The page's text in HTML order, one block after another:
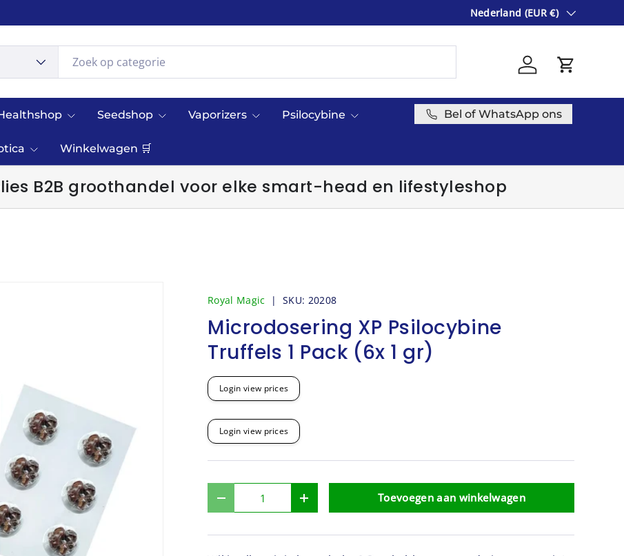
ONLINE GROOTHANDEL VOOR
Land/Regio
Nederland (EUR €)
Inloggen
Seedshop Vaporizers Psilocybine
Winkelwagen 🛒
Bel of WhatsApp ons
B2B groothandel voor elke smart-head en lifestyleshop
Royal Magic |SKU: 20208
Microdosering XP Psilocybine
Truffels 1 Pack (6x 1 gr)
Login view prices
Login view prices
- + Toevoegen aan winkelwagen